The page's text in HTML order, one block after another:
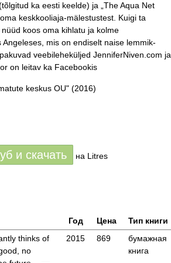
ka eesti keelde) ja „The Aqua Net
keskkooliaja-mälestustest. Kuigi ta
koos oma kihlatu ja kolme
mis on endiselt naise lemmik-
veebileheküljed JenniferNiven.com ja
on leitav ka Facebookis
keskus OU" (2016)
и скачать на Litres
Год Цена
Тип книги
thinks of
no
2015 869
бумажная
книга